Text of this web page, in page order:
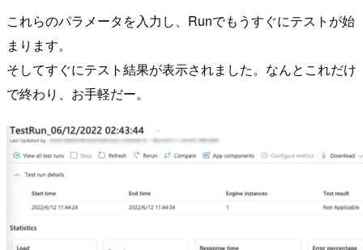
これらのパラメータを入力し、Runでもうすぐにテストが始
まります。
そしてすぐにテスト結果が表示されました。なんとこれだけ
で終わり、お手軽だー。